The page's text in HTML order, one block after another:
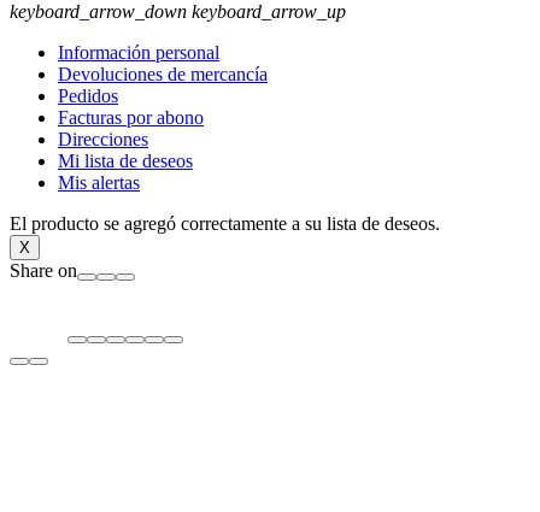
keyboard_arrow_down keyboard_arrow_up
Información personal
Devoluciones de mercancía
Pedidos
Facturas por abono
Direcciones
Mi lista de deseos
Mis alertas
El producto se agregó correctamente a su lista de deseos.
X
Share on